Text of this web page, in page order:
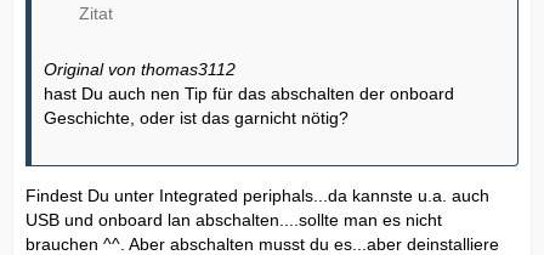
Zitat
Original von thomas3112
hast Du auch nen Tip für das abschalten der onboard
Geschichte, oder ist das garnicht nötig?
Findest Du unter Integrated periphals...da kannste u.a. auch
USB und onboard lan abschalten....sollte man es nicht
brauchen ^^. Aber abschalten musst du es...aber deinstalliere